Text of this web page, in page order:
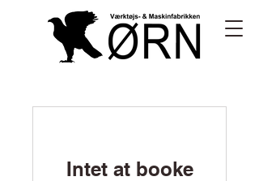
Intet at booke